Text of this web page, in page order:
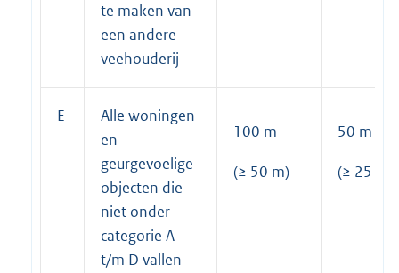
te maken van
een andere
veehouderij
E
Alle woningen
en
geurgevoelige
objecten die
niet onder
categorie A
t/m D vallen
100 m
(≥ 50 m)
50 m
(≥ 25 m)